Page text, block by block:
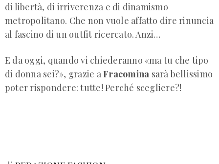
di libertà, di irriverenza e di dinamismo
metropolitano. Che non vuole affatto dire rinuncia
al fascino di un outfit ricercato. Anzi…
E da oggi, quando vi chiederanno «ma tu che tipo
di donna sei?», grazie aFracomina sarà bellissimo
poter rispondere: tutte! Perché scegliere?!